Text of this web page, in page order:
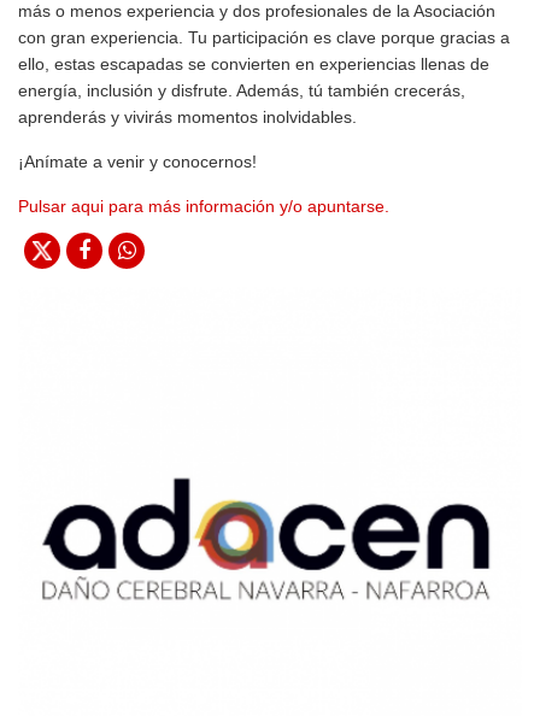
más o menos experiencia y dos profesionales de la Asociación
con gran experiencia. Tu participación es clave porque gracias a
ello, estas escapadas se convierten en experiencias llenas de
energía, inclusión y disfrute. Además, tú también crecerás,
aprenderás y vivirás momentos inolvidables.
¡Anímate a venir y conocernos!
Pulsar aqui para más información y/o apuntarse.